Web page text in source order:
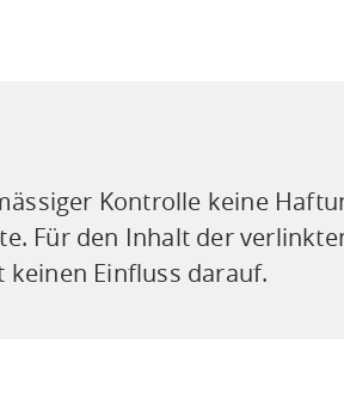
Kontrolle keine
Für den Inhalt der
keinen Einfluss darauf.